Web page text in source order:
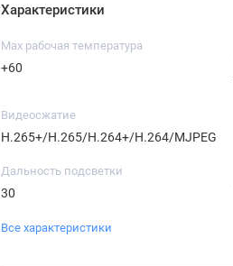
Характеристики
Max рабочая температура
+60
Видеосжатие
H.265+/H.265/H.264+/H.264/MJPEG
Дальность подсветки
30
Все характеристики